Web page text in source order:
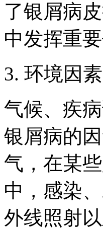
了银屑病
中发挥重要
3. 环境因素
气候、疾
银屑病的
气，在某
中，感染
外线照射